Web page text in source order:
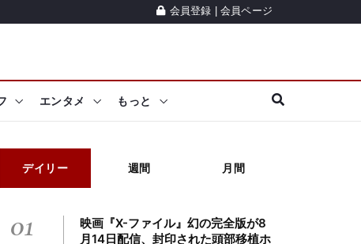
会員登録 会員ページ
エンタメ もっと
デイリー 週間 月間
01
映画『X-ファイル』幻の完全版が8
月14日配信、封印された頭部移植ホ